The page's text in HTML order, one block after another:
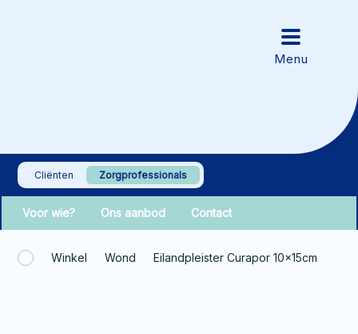
Cliënten Zorgprofessionals
Voor wie? Ons aanbod Contact
Winkel Wond Eilandpleister Curapor 10x15cm